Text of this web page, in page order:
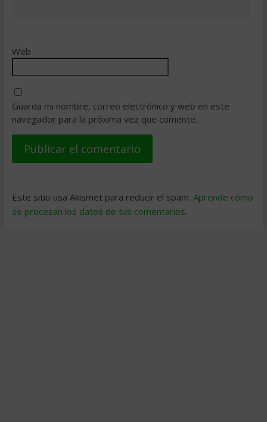
Web
Guarda mi nombre, correo electrónico y web en este
navegador para la próxima vez que comente.
Este sitio usa Akismet para reducir el spam. Aprende cómo
se procesan los datos de tus comentarios.